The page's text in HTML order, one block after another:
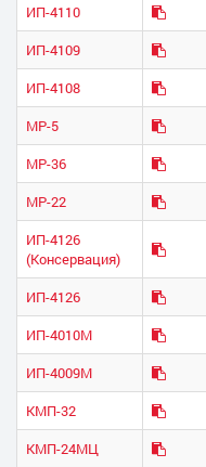
ИП-4110
ИП-4109
ИП-4108
МР-5
МР-36
МР-22
ИП-4126
(Консервация)
ИП-4126
ИП-4010М
ИП-4009М
КМП-32
КМП-24МЦ